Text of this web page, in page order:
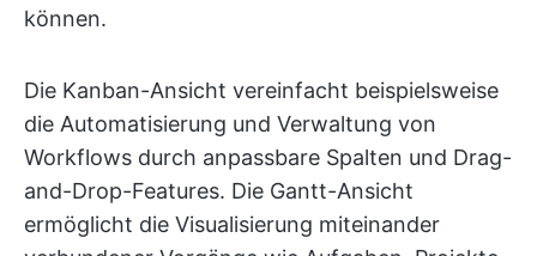
können.
Die Kanban-Ansicht vereinfacht beispielsweise
die Automatisierung und Verwaltung von
Workflows durch anpassbare Spalten und Drag-
and-Drop-Features. Die Gantt-Ansicht
ermöglicht die Visualisierung miteinander